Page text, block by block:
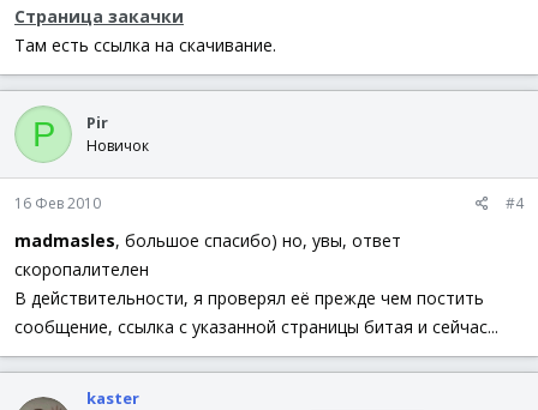
Страница закачки
Там есть ссылка на скачивание.
P Pir
Новичок
16 Фев 2010 #4
madmasles, большое спасибо) но, увы, ответ
скоропалителен
В действительности, я проверял её прежде чем постить
сообщение, ссылка с указанной страницы битая и сейчас...
kaster